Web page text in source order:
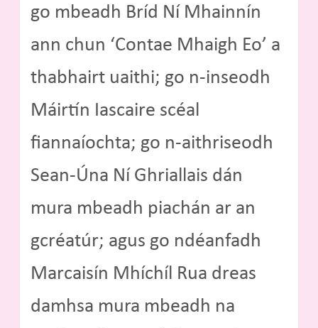
go mbeadh Bríd Ní Mhainnín
ann chun ‘Contae Mhaigh Eo’ a
thabhairt uaithi; go n-inseodh
Máirtín Iascaire scéal
fiannaíochta; go n-aithriseodh
Sean-Úna Ní Ghriallais dán
mura mbeadh piachán ar an
gcréatúr; agus go ndéanfadh
Marcaisín Mhíchíl Rua dreas
damhsa mura mbeadh na